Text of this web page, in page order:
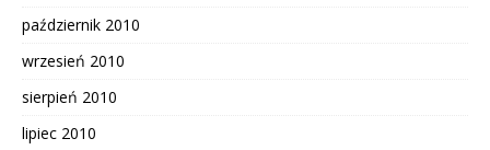
październik 2010
wrzesień 2010
sierpień 2010
lipiec 2010